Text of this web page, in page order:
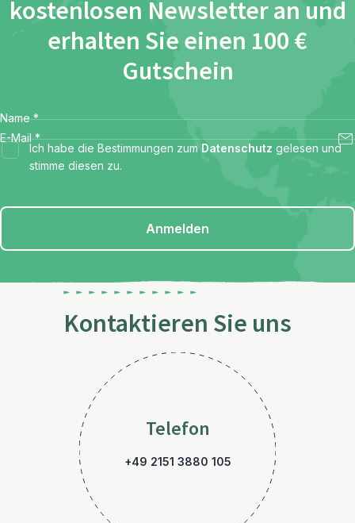
kostenlosen Newsletter an und
erhalten Sie einen 100 €
Gutschein
Name *
E-Mail *
Ich habe die Bestimmungen zum Datenschutz gelesen und
stimme diesen zu.
Anmelden
Kontaktieren Sie uns
Telefon
+49 2151 3880 105